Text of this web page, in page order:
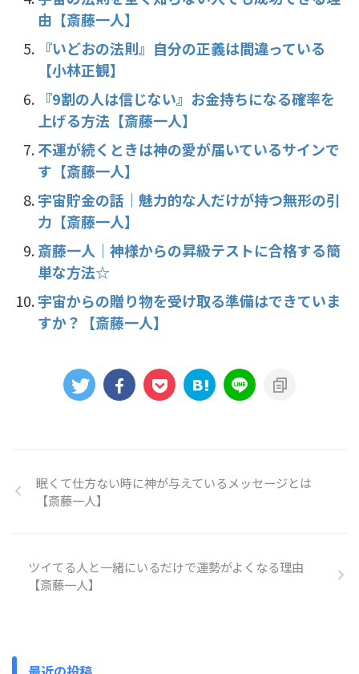
由【斎藤一人】
『いどおの法則』自分の正義は間違っている
【小林正観】
『9割の人は信じない』お金持ちになる確率を
上げる方法【斎藤一人】
不運が続くときは神の愛が届いているサインで
す【斎藤一人】
宇宙貯金の話｜魅力的な人だけが持つ無形の引
力【斎藤一人】
斎藤一人｜神様からの昇級テストに合格する簡
単な方法☆
宇宙からの贈り物を受け取る準備はできていま
すか？【斎藤一人】
眠くて仕方ない時に神が与えているメッセージとは
【斎藤一人】
ツイてる人と一緒にいるだけで運勢がよくなる理由
【斎藤一人】